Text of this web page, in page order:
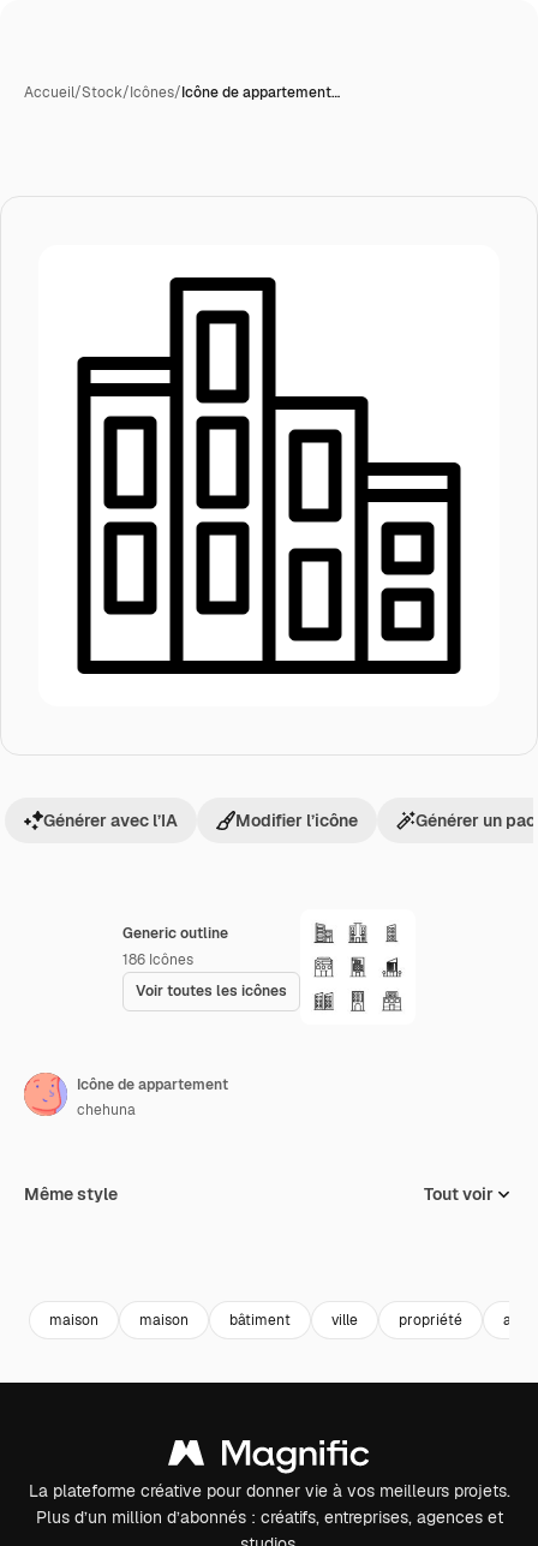
Accueil/Stock/Icônes/Icône de appartement…
Generic outline
186 Icônes
Voir toutes les icônes
Générer avec l’IA Modifier l’icône Générer un
Icône de appartement
chehuna
Même style Tout voir
maison maison bâtiment ville propriété
La plateforme créative pour donner vie à vos meilleurs projets.
Plus d’un million d’abonnés : créatifs, entreprises, agences et